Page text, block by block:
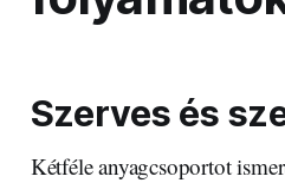
Szerves és
Kétféle anyagcsoportot